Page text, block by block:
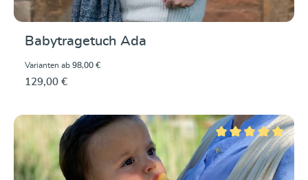
Babytragetuch Ada
Varianten ab 98,00 €
129,00 €
Durchschnittliche